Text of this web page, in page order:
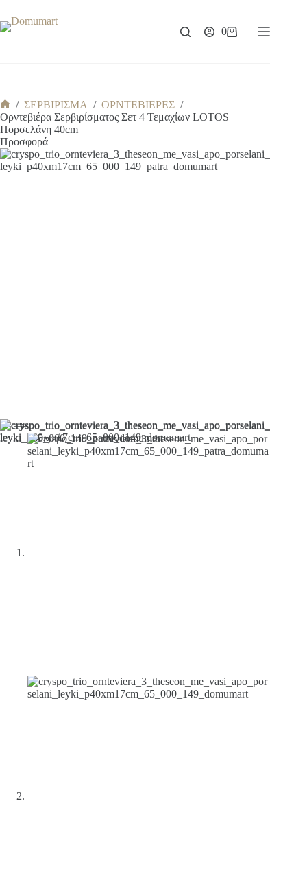
στο
περιεχόμενο
Καλάθι
0
Αρχική
σελίδα
/ ΣΕΡΒΙΡΙΣΜΑ / ΟΡΝΤΕΒΙΕΡΕΣ /
Ορντεβιέρα Σερβιρίσματος Σετ 4 Τεμαχίων LOTOS
Πορσελάνη 40cm
Προσφορά